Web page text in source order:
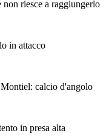
riesce a raggiungerlo
in attacco
calcio d'angolo
in presa alta